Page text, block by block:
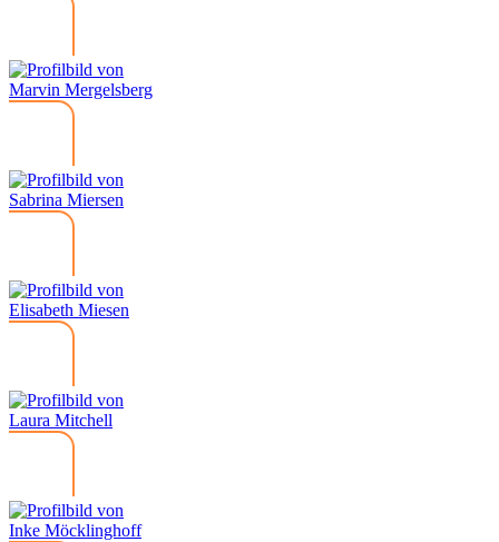
Marvin Mergelsberg
Sabrina Miersen
Elisabeth Miesen
Laura Mitchell
Inke Möcklinghoff